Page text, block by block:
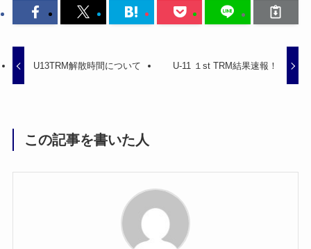
U13TRM解散時間について U-11 １st TRM結果速報！
この記事を書いた人